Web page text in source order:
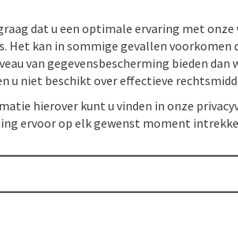
dat u een optimale ervaring met
Het kan in sommige gevallen voorkomen
van gegevensbescherming bieden
u niet beschikt over effectieve
hierover kunt u vinden in onze
ervoor op elk gewenst moment